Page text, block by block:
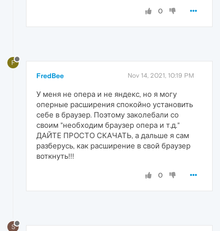
0
F
FredBee Nov 14, 2021, 10:19 PM
У меня не опера и не яндекс, но я могу
оперные расширения спокойно установить
себе в браузер. Поэтому заколебали со
своим "необходим браузер опера и т.д."
ДАЙТЕ ПРОСТО СКАЧАТЬ, а дальше я сам
разберусь, как расширение в свой браузер
воткнуть!!!
0
S